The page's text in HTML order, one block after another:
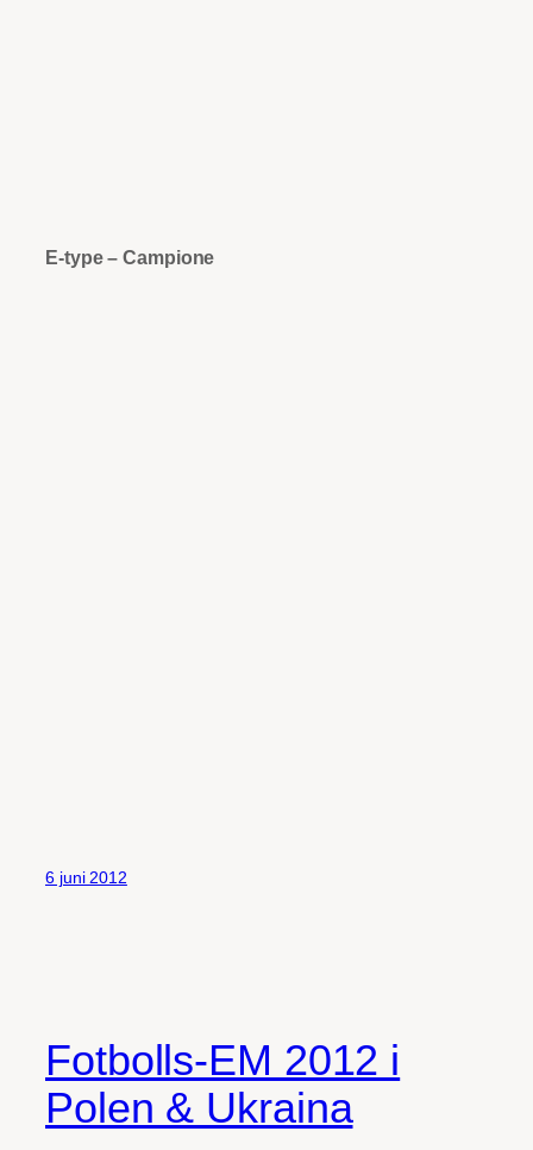
E-type – Campione
6 juni 2012
Fotbolls-EM 2012 i
Polen & Ukraina